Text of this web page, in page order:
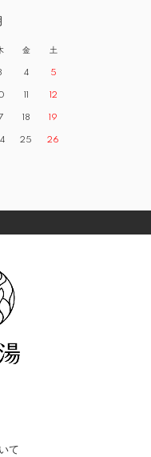
金 土
4 5
11 12
18 19
25 26
て